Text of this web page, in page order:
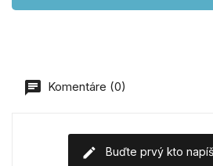
Komentáre (0)
Buďte prvý kto